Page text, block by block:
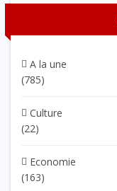
A la une
(785)
Culture
(22)
Economie
(163)